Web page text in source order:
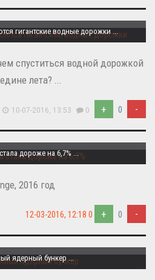
гигантские водные дорожки ...
спуститься водной дорожкой
лета? ...
10-07-2016, 13:53 0 + 0 -
дороже на 6,7% ...
2016 год
12-03-2016, 12:18 0 + 0 -
ядерный бункер ...